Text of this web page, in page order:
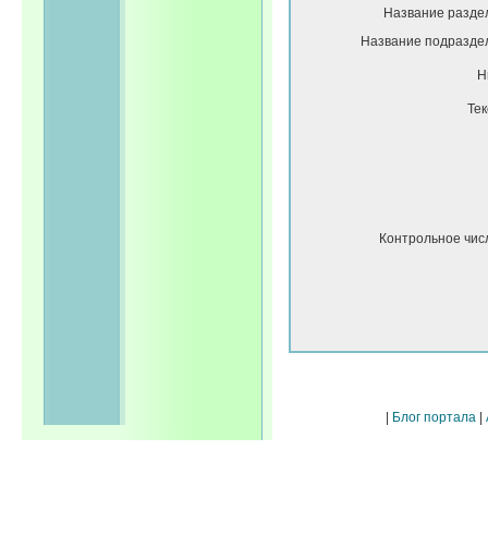
Название
Название
Контрольное
Блог портала